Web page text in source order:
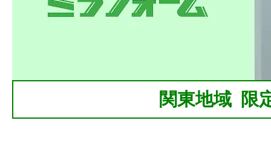
関東地域 限